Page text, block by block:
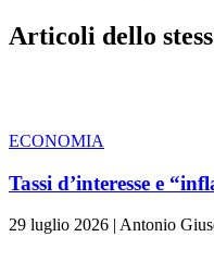
Articoli dello
ECONOMIA
Tassi d’interesse e
29 luglio 2026 | Antonio